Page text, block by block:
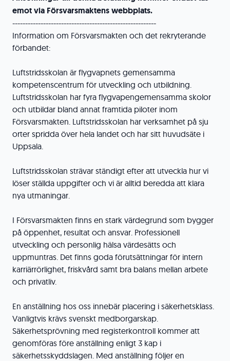
emot via Försvarsmaktens webbplats.
--------------------------------------------------------
Information om Försvarsmakten och det rekryterande
förbandet:
Luftstridsskolan är flygvapnets gemensamma
kompetenscentrum för utveckling och utbildning.
Luftstridsskolan har fyra flygvapengemensamma skolor
och utbildar bland annat framtida piloter inom
Försvarsmakten. Luftstridsskolan har verksamhet på sju
orter spridda över hela landet och har sitt huvudsäte i
Uppsala.
Luftstridsskolan strävar ständigt efter att utveckla hur vi
löser ställda uppgifter och vi är alltid beredda att klara
nya utmaningar.
I Försvarsmakten finns en stark värdegrund som bygger
på öppenhet, resultat och ansvar. Professionell
utveckling och personlig hälsa värdesätts och
uppmuntras. Det finns goda förutsättningar för intern
karriärrörlighet, friskvård samt bra balans mellan arbete
och privatliv.
En anställning hos oss innebär placering i säkerhetsklass.
Vanligtvis krävs svenskt medborgarskap.
Säkerhetsprövning med registerkontroll kommer att
genomföras före anställning enligt 3 kap i
säkerhetsskyddslagen. Med anställning följer en